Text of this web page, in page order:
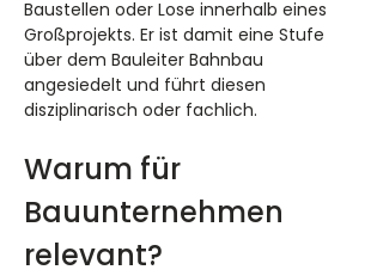
Baustellen oder Lose innerhalb eines
Großprojekts. Er ist damit eine Stufe
über dem Bauleiter Bahnbau
angesiedelt und führt diesen
disziplinarisch oder fachlich.
Warum für
Bauunternehmen
relevant?